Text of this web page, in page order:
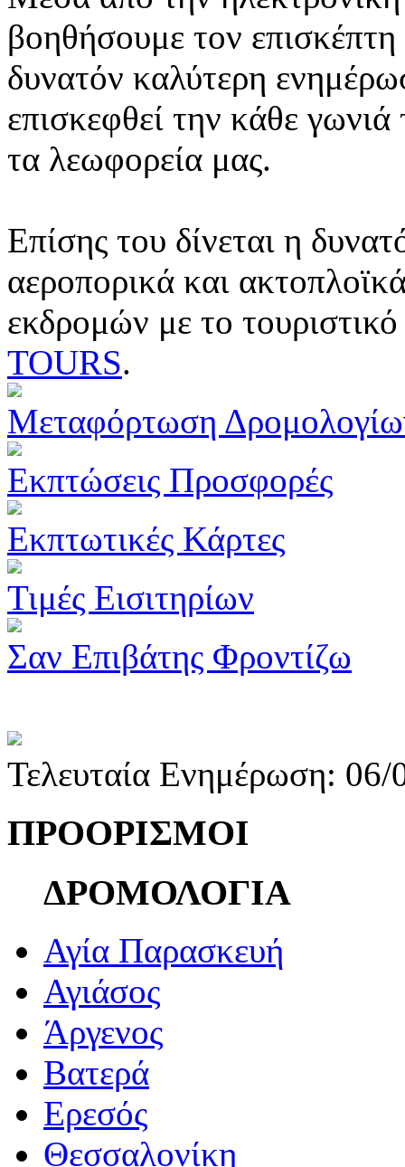
βοηθήσουμε τον
δυνατόν καλύτερη
επισκεφθεί την κάθε
τα λεωφορεία μας.
Επίσης του δίνεται η
αεροπορικά και
εκδρομών με το
TOURS.
Μεταφόρτωση
Εκπτώσεις Προσφορές
Εκπτωτικές Κάρτες
Τιμές Εισιτηρίων
Σαν Επιβάτης Φροντίζω
Τελευταία Ενημέρωση:
ΠΡΟΟΡΙΣΜΟΙ
ΔΡΟΜΟΛΟΓΙΑ
Αγία Παρασκευή
Αγιάσος
Άργενος
Βατερά
Ερεσός
Θεσσαλονίκη